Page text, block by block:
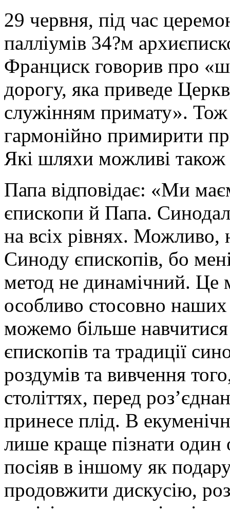
29 червня, під час
палліумів 34?м
Франциск говорив про
дорогу, яка приведе
служінням примату».
гармонійно примирити
Які шляхи можливі також
Папа відповідає: «Ми
єпископи й Папа.
на всіх рівнях. Можливо,
Синоду єпископів, бо
метод не динамічний. Це
особливо стосовно
можемо більше навчитися
єпископів та традиції
роздумів та вивчення
століттях, перед
принесе плід. В
лише краще пізнати один
посіяв в іншому як
продовжити дискусію,